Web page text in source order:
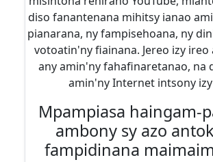
diso fanantenana mihitsy ianao
pianarana, ny fampisehoana, ny
votoatin'ny fiainana. Jereo izy ireo
any amin'ny fahafinaretanao, na
amin'ny Internet intsony
Mpampiasa haingam-
ambony sy azo
fampidinana